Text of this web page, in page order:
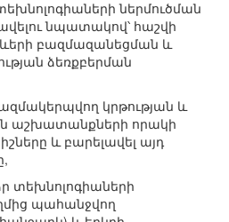
ներմուծման
նպատակով՝ հաշվի
բազմազանեցման և
ձեռքբերման
կրթության և
որակի
և բարելավել այդ
տեխնոլոգիաների
պահանջվող